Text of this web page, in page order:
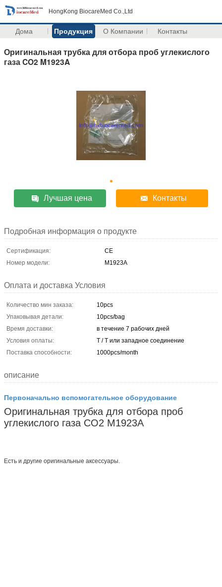
HongKong BiocareMed Co.,Ltd
Дома Продукция О Компании Контакты
Оригинальная трубка для отбора проб углекислого
газа CO2 M1923A
Лучшая цена Контакты
Подробная информация о продукте
Сертификация:
CE
Номер модели:
М1923А
Оплата и доставка Условия
Количество мин заказа:
10pcs
Упаковывая детали:
10pcs/bag
Время доставки:
в течение 7 рабочих дней
Условия оплаты:
T / T или западное соединение
Поставка способности:
1000pcs/month
описание
Первоначально вспомогательное оборудование
Оригинальная трубка для отбора проб
углекислого газа CO2 M1923A
Есть и другие оригинальные аксессуары.